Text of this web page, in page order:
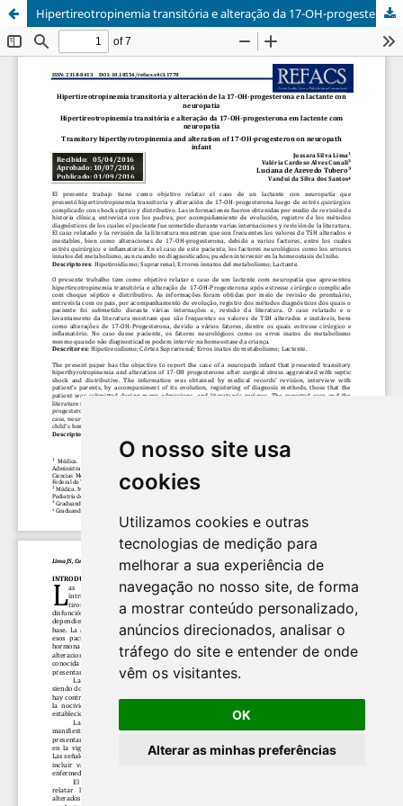
O nosso site usa
cookies
Utilizamos cookies e outras
tecnologias de medição para
melhorar a sua experiência de
navegação no nosso site, de forma
a mostrar conteúdo personalizado,
anúncios direcionados, analisar o
tráfego do site e entender de onde
vêm os visitantes.
OK
Alterar as minhas preferências
Hipertireotropinemia transitória e alteração da 17-OH-progesterona em lactente com neuropatia